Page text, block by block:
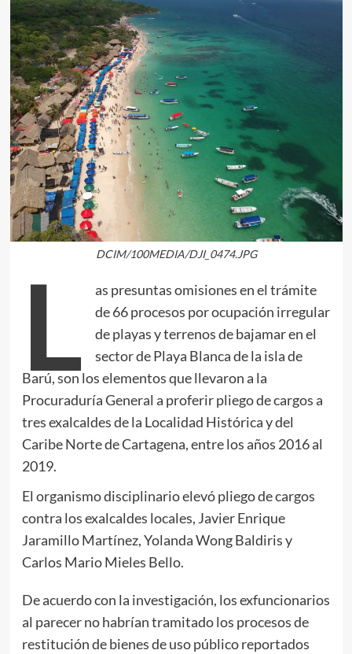
DCIM/100MEDIA/DJI_0474.JPG
L
as presuntas omisiones en el trámite
de 66 procesos por ocupación irregular
de playas y terrenos de bajamar en el
sector de Playa Blanca de la isla de
Barú, son los elementos que llevaron a la
Procuraduría General a proferir pliego de cargos a
tres exalcaldes de la Localidad Histórica y del
Caribe Norte de Cartagena, entre los años 2016 al
2019.
El organismo disciplinario elevó pliego de cargos
contra los exalcaldes locales, Javier Enrique
Jaramillo Martínez, Yolanda Wong Baldiris y
Carlos Mario Mieles Bello.
De acuerdo con la investigación, los exfuncionarios
al parecer no habrían tramitado los procesos de
restitución de bienes de uso público reportados